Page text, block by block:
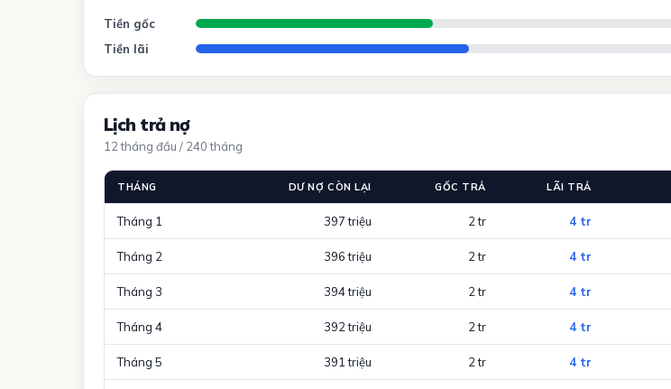
Tiền gốc
Tiền lãi
Lịch trả nợ
12 tháng đầu / 240 tháng
THÁNG DƯ NỢ CÒN LẠI GỐC TRẢ LÃI TRẢ
Tháng 1 397 triệu 2 tr 4 tr
Tháng 2 396 triệu 2 tr 4 tr
Tháng 3 394 triệu 2 tr 4 tr
Tháng 4 392 triệu 2 tr 4 tr
Tháng 5 391 triệu 2 tr 4 tr